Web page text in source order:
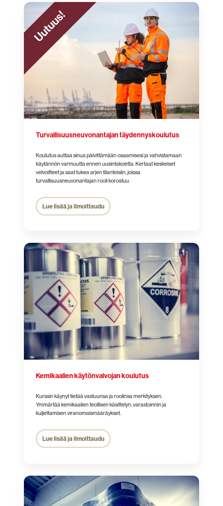
Turvallisuusneuvonantajan
täydennyskoulutus
Turvallisuusneuvonantajan täydennyskoulutus
Koulutus auttaa sinua päivittämään osaamisesi ja vahvistamaan
käytännön varmuutta ennen uusintakoetta. Kertaat keskeiset
velvoitteet ja saat tukea arjen tilanteisiin, joissa
turvallisuusneuvonantajan rooli korostuu.
Lue lisää ja ilmoittaudu
Kemikaalien
käytönvalvojan
koulutus
Kemikaalien käytönvalvojan koulutus
Kurssin käynyt tietää vastuunsa ja roolinsa merkityksen.
Ymmärtää kemikaalien teollisen käsittelyn, varastoinnin ja
kuljettamisen viranomaismääräykset.
Lue lisää ja ilmoittaudu
Kemikaalien
käytönvalvojan
täydennyskoulutus